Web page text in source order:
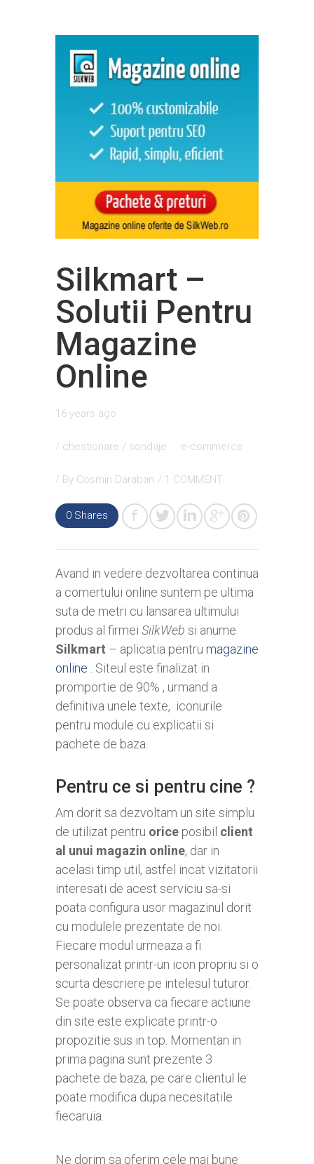
Silkmart –
Solutii Pentru
Magazine
Online
16 years ago
/ chestionare / sondaje e-commerce
/ By Cosmin Daraban / 1 COMMENT
0 Shares
Avand in vedere dezvoltarea continua
a comertului online suntem pe ultima
suta de metri cu lansarea ultimului
produs al firmei SilkWeb si anume
Silkmart – aplicatia pentru magazine
online . Siteul este finalizat in
promportie de 90% , urmand a
definitiva unele texte, iconurile
pentru module cu explicatii si
pachete de baza.
Pentru ce si pentru cine ?
Am dorit sa dezvoltam un site simplu
de utilizat pentru orice posibil client
al unui magazin online, dar in
acelasi timp util, astfel incat vizitatorii
interesati de acest serviciu sa-si
poata configura usor magazinul dorit
cu modulele prezentate de noi.
Fiecare modul urmeaza a fi
personalizat printr-un icon propriu si o
scurta descriere pe intelesul tuturor.
Se poate observa ca fiecare actiune
din site este explicate printr-o
propozitie sus in top. Momentan in
prima pagina sunt prezente 3
pachete de baza, pe care clientul le
poate modifica dupa necesitatile
fiecaruia.
Ne dorim sa oferim cele mai bune